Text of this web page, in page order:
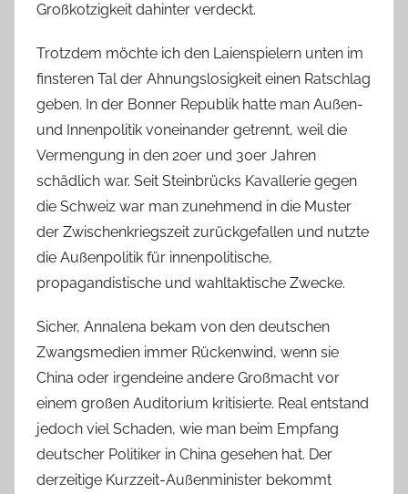
Großkotzigkeit dahinter verdeckt.
Trotzdem möchte ich den Laienspielern unten im
finsteren Tal der Ahnungslosigkeit einen Ratschlag
geben. In der Bonner Republik hatte man Außen-
und Innenpolitik voneinander getrennt, weil die
Vermengung in den 20er und 30er Jahren
schädlich war. Seit Steinbrücks Kavallerie gegen
die Schweiz war man zunehmend in die Muster
der Zwischenkriegszeit zurückgefallen und nutzte
die Außenpolitik für innenpolitische,
propagandistische und wahltaktische Zwecke.
Sicher, Annalena bekam von den deutschen
Zwangsmedien immer Rückenwind, wenn sie
China oder irgendeine andere Großmacht vor
einem großen Auditorium kritisierte. Real entstand
jedoch viel Schaden, wie man beim Empfang
deutscher Politiker in China gesehen hat. Der
derzeitige Kurzzeit-Außenminister bekommt